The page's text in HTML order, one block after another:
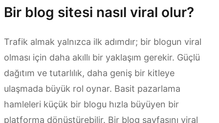
Bir blog sitesi nasıl viral olur?
Trafik almak yalnızca ilk adımdır; bir blogun viral
olması için daha akıllı bir yaklaşım gerekir. Güçlü
dağıtım ve tutarlılık, daha geniş bir kitleye
ulaşmada büyük rol oynar. Basit pazarlama
hamleleri küçük bir blogu hızla büyüyen bir
platforma dönüştürebilir. Bir blog sayfasını viral